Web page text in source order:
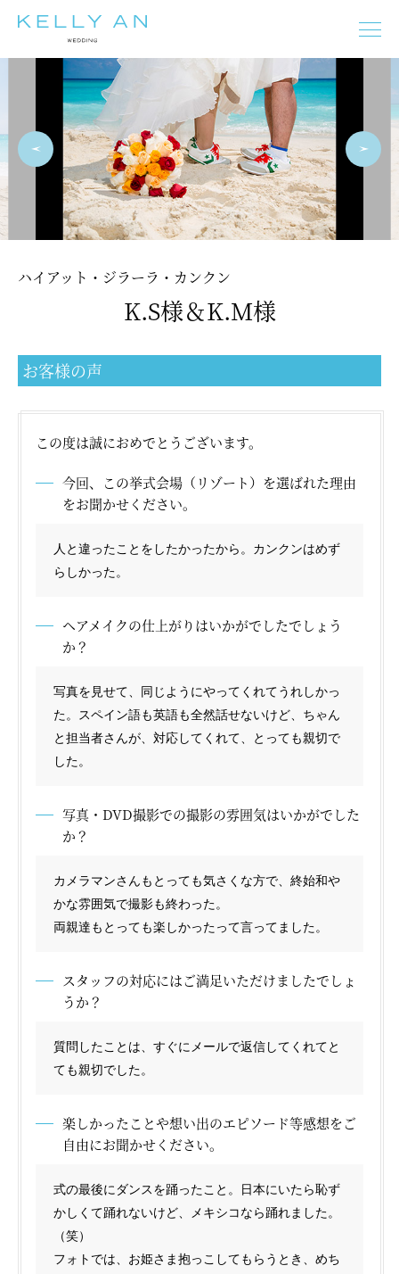
タヒチ モルディブ ニューカレドニア
フィジー
バリ島
イタリア ギリシャ
オーストラリア
フランス
スペイン プーケット マルタ
チェコ
スペイン
ギリシャ マルタ チェコ
オーストリア
ドイツ
エジプト プーケット オーストラリア
ニューカレドニア
フィジー バリ島
イタリア
横浜サロン
ハイアット・ジラーラ・カンクン
K.S様＆K.M様
お客様の声
この度は誠におめでとうございます。
今回、この挙式会場（リゾート）を選ばれた理由
をお聞かせください。
人と違ったことをしたかったから。カンクンはめず
らしかった。
ヘアメイクの仕上がりはいかがでしたでしょう
か？
写真を見せて、同じようにやってくれてうれしかっ
た。スペイン語も英語も全然話せないけど、ちゃん
と担当者さんが、対応してくれて、とっても親切で
した。
写真・DVD撮影での撮影の雰囲気はいかがでした
か？
カメラマンさんもとっても気さくな方で、終始和や
かな雰囲気で撮影も終わった。
両親達もとっても楽しかったって言ってました。
スタッフの対応にはご満足いただけましたでしょ
うか？
質問したことは、すぐにメールで返信してくれてと
ても親切でした。
楽しかったことや想い出のエピソード等感想をご
自由にお聞かせください。
式の最後にダンスを踊ったこと。日本にいたら恥ず
かしくて踊れないけど、メキシコなら踊れました。
（笑）
フォトでは、お姫さま抱っこしてもらうとき、めち